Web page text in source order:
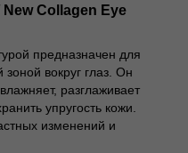
Collagen Eye
предназначен для
вокруг глаз. Он
разглаживает
упругость кожи.
изменений и